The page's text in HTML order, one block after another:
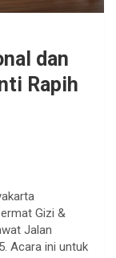
dan
Rapih
Gizi &
Jalan
Acara ini untuk